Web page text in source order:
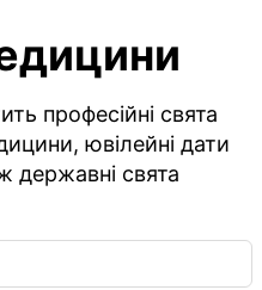
професійні свята
ювілейні дати
державні свята